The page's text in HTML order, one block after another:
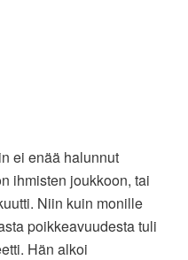
ei enää halunnut
ihmisten joukkoon, tai
Niin kuin monille
poikkeavuudesta tuli
Hän alkoi